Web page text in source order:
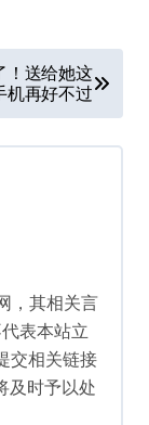
！送给她这
机再好不过
，其相关言
表本站立
交相关链接
及时予以处